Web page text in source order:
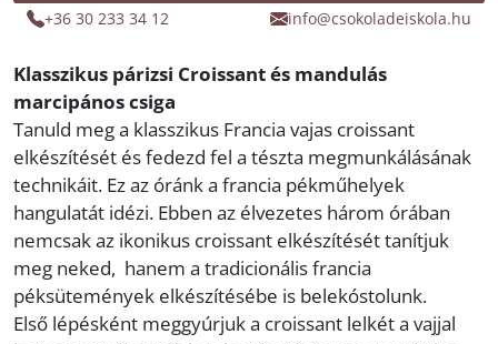
+36 30 233 34 12 info@csokoladeiskola.hu
Klasszikus párizsi Croissant és mandulás
marcipános csiga
Tanuld meg a klasszikus Francia vajas croissant
elkészítését és fedezd fel a tészta megmunkálásának
technikáit. Ez az óránk a francia pékműhelyek
hangulatát idézi. Ebben az élvezetes három órában
nemcsak az ikonikus croissant elkészítését tanítjuk
meg neked, hanem a tradicionális francia
péksütemények elkészítésébe is belekóstolunk.
Első lépésként meggyúrjuk a croissant lelkét a vajjal